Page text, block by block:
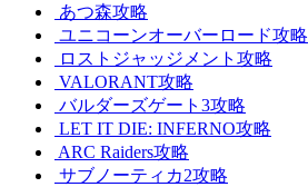
あつ森攻略
ユニコーンオーバーロード攻略
ロストジャッジメント攻略
VALORANT攻略
バルダーズゲート3攻略
LET IT DIE: INFERNO攻略
ARC Raiders攻略
サブノーティカ2攻略